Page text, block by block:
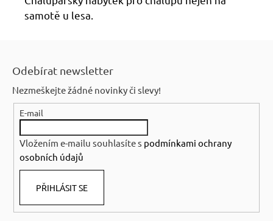
samotě u lesa.
Odebírat newsletter
Nezmeškejte žádné novinky či slevy!
E-mail
Vložením e-mailu souhlasíte s podmínkami ochrany
osobních údajů
PŘIHLÁSIT SE